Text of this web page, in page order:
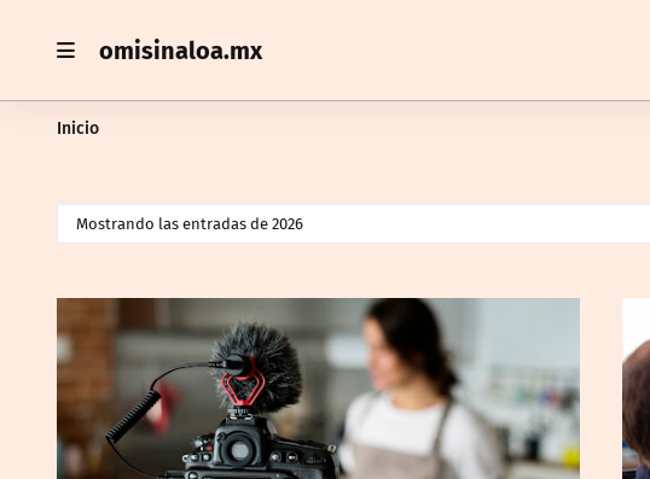
omisinaloa.mx
Inicio
Mostrando las entradas de 2026